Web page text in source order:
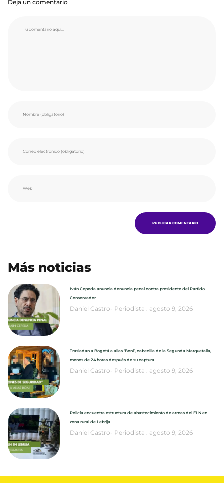
Deja un comentario
Más noticias
Iván Cepeda anuncia denuncia penal contra presidente del Partido
Conservador
Daniel Castro- Periodista agosto 9, 2026
Trasladan a Bogotá a alias ‘Boni’, cabecilla de la Segunda Marquetalia,
menos de 24 horas después de su captura
Daniel Castro- Periodista agosto 9, 2026
Policía encuentra estructura de abastecimiento de armas del ELN en
zona rural de Lebrija
Daniel Castro- Periodista agosto 9, 2026